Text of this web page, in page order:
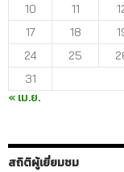
10
11
17
18
24
25
31
« เม.ย.
สถิติผู้เยี่ยมชม